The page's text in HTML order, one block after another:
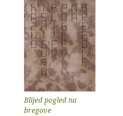
Blijed pogled na
bregove